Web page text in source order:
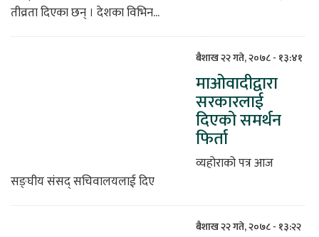
तीव्रता दिएका छन् । देशका विभिन...
बैशाख २२ गते, २०७८ - १३:४१
माओवादीद्वारा
सरकारलाई
दिएको समर्थन
फिर्ता
व्यहोराको पत्र आज
सङ्घीय संसद् सचिवालयलाई दिए
बैशाख २२ गते, २०७८ - १३:२२